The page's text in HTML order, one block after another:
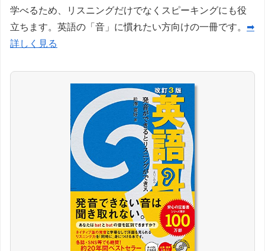
学べるため、リスニングだけでなくスピーキングにも役
立ちます。英語の「音」に慣れたい方向けの一冊です。 ➡
詳しく見る